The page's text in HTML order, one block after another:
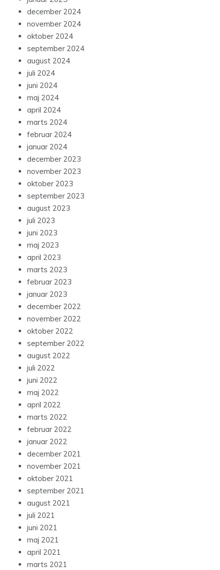
december 2024
november 2024
oktober 2024
september 2024
august 2024
juli 2024
juni 2024
maj 2024
april 2024
marts 2024
februar 2024
januar 2024
december 2023
november 2023
oktober 2023
september 2023
august 2023
juli 2023
juni 2023
maj 2023
april 2023
marts 2023
februar 2023
januar 2023
december 2022
november 2022
oktober 2022
september 2022
august 2022
juli 2022
juni 2022
maj 2022
april 2022
marts 2022
februar 2022
januar 2022
december 2021
november 2021
oktober 2021
september 2021
august 2021
juli 2021
juni 2021
maj 2021
april 2021
marts 2021